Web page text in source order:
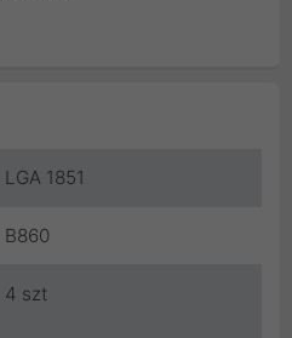
LGA 1851
B860
4 szt